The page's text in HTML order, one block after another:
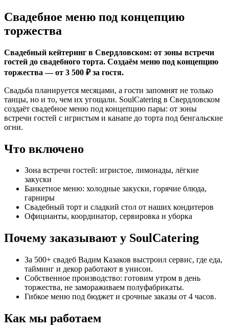
Свадебное меню под концепцию
торжества
Свадебный кейтеринг в Свердловском: от зоны встречи
гостей до свадебного торта. Создаём меню под концепцию
торжества — от 3 500 ₽ за гостя.
Свадьба планируется месяцами, а гости запомнят не только
танцы, но и то, чем их угощали. SoulCatering в Свердловском
создаёт свадебное меню под концепцию пары: от зоны
встречи гостей с игристым и канапе до торта под бенгальские
огни.
Что включено
Зона встречи гостей: игристое, лимонады, лёгкие
закуски
Банкетное меню: холодные закуски, горячие блюда,
гарниры
Свадебный торт и сладкий стол от наших кондитеров
Официанты, координатор, сервировка и уборка
Почему заказывают у SoulCatering
За 500+ свадеб Вадим Казаков выстроил сервис, где еда,
тайминг и декор работают в унисон.
Собственное производство: готовим утром в день
торжества, не замораживаем полуфабрикаты.
Гибкое меню под бюджет и срочные заказы от 4 часов.
Как мы работаем